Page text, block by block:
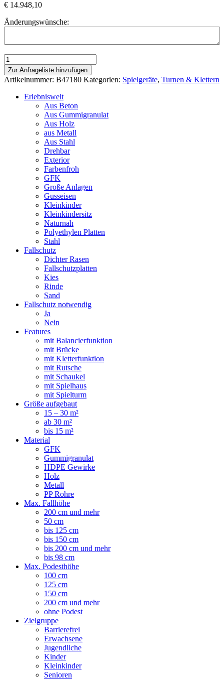
€ 14.948,10
Änderungswünsche:
Seiledschungel
Rechberg
Spinnennetz,
Seile
Herkulestauwerk
Zur Anfrageliste hinzufügen
Artikelnummer: B47180 Kategorien: Spielgeräte, Turnen & Klettern
Erlebniswelt
Aus Beton
Aus Gummigranulat
Aus Holz
aus Metall
Aus Stahl
Drehbar
Exterior
Farbenfroh
GFK
Große Anlagen
Gusseisen
Kleinkinder
Kleinkindersitz
Naturnah
Polyethylen Platten
Stahl
Fallschutz
Dichter Rasen
Fallschutzplatten
Kies
Rinde
Sand
Fallschutz notwendig
Ja
Nein
Features
mit Balancierfunktion
mit Brücke
mit Kletterfunktion
mit Rutsche
mit Schaukel
mit Spielhaus
mit Spielturm
Größe aufgebaut
15 – 30 m²
ab 30 m²
bis 15 m²
Material
GFK
Gummigranulat
HDPE Gewirke
Holz
Metall
PP Rohre
Max. Fallhöhe
200 cm und mehr
50 cm
bis 125 cm
bis 150 cm
bis 200 cm und mehr
bis 98 cm
Max. Podesthöhe
100 cm
125 cm
150 cm
200 cm und mehr
ohne Podest
Zielgruppe
Barrierefrei
Erwachsene
Jugendliche
Kinder
Kleinkinder
Senioren